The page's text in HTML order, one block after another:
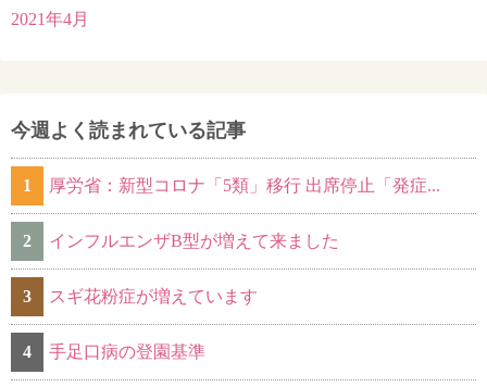
2021年4月
今週よく読まれている記事
1 厚労省：新型コロナ「5類」移行 出席停止「発症...
2 インフルエンザB型が増えて来ました
3 スギ花粉症が増えています
4 手足口病の登園基準